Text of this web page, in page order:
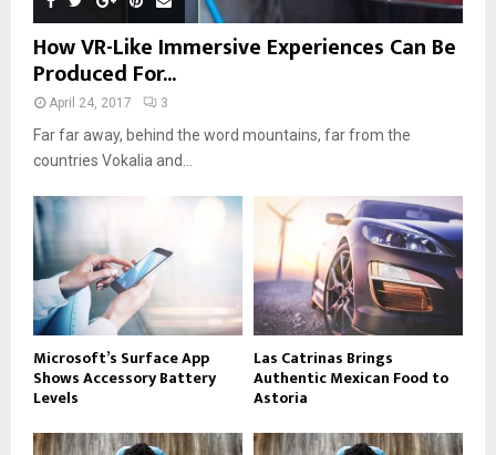
How VR-Like Immersive Experiences Can Be
Produced For...
April 24, 2017 3
Far far away, behind the word mountains, far from the
countries Vokalia and...
Microsoft’s Surface App
Shows Accessory Battery
Levels
Las Catrinas Brings
Authentic Mexican Food to
Astoria